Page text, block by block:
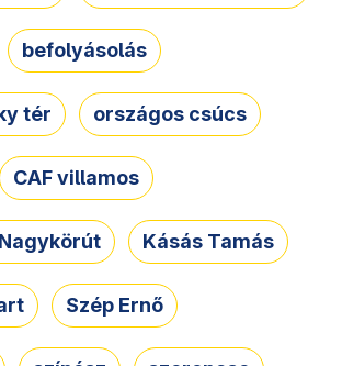
befolyásolás
tér országos csúcs
CAF villamos
Kásás Tamás
Szép Ernő